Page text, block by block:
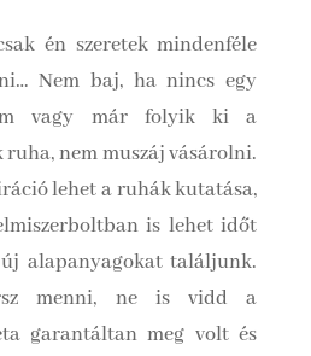
én szeretek mindenféle
Nem baj, ha nincs egy
vagy már folyik ki a
ruha, nem muszáj vásárolni.
lehet a ruhák kutatása,
is lehet időt
alapanyagokat találjunk.
menni, ne is vidd a
garantáltan meg volt és